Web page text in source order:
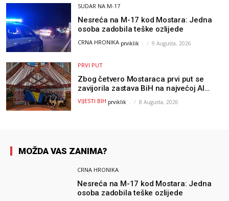
SUDAR NA M-17
Nesreća na M-17 kod Mostara: Jedna
osoba zadobila teške ozlijede
CRNA HRONIKA prviklik - 9 Augusta, 2026
PRVI PUT
Zbog četvero Mostaraca prvi put se
zavijorila zastava BiH na najvećoj AI
olimpijadi, a sada je njihov mentor
postao član komiteta Međunarodne
VIJESTI BIH prviklik - 8 Augusta, 2026
MOŽDA VAS ZANIMA?
CRNA HRONIKA
Nesreća na M-17 kod Mostara: Jedna
osoba zadobila teške ozlijede